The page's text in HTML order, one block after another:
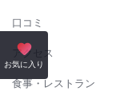
お気に入り
口コミ
アクセス
食事・レストラン